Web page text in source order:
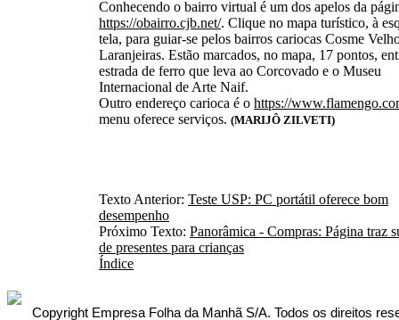
Conhecendo o bairro virtual é um dos apelos da
https://obairro.cjb.net/. Clique no mapa turístico, à
tela, para guiar-se pelos bairros cariocas Cosme
Laranjeiras. Estão marcados, no mapa, 17 pontos,
estrada de ferro que leva ao Corcovado e o Museu
Internacional de Arte Naif.
Outro endereço carioca é o https://
menu oferece serviços. (MARIJÔ ZILVETI)
Texto Anterior: Teste USP: PC portátil oferece bom
desempenho
Próximo Texto: Panorâmica - Compras: Página traz
de presentes para crianças
Índice
Copyright Empresa Folha da Manhã S/A. Todos os direitos